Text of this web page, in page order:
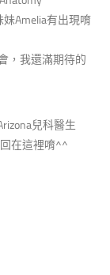
Amelia有出現唷
，我還滿期待的
兒科醫生
在這裡唷^^